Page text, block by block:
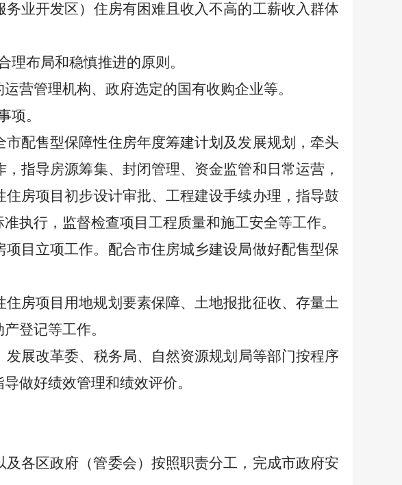
业开发区）住房有困难且收入不高的工薪收入群体
布局和稳慎推进的原则。
营管理机构、政府选定的国有收购企业等。
项。
配售型保障性住房年度筹建计划及发展规划，牵头
指导房源筹集、封闭管理、资金监管和日常运营，
房项目初步设计审批、工程建设手续办理，指导鼓
执行，监督检查项目工程质量和施工安全等工作。
目立项工作。配合市住房城乡建设局做好配售型保
房项目用地规划要素保障、土地报批征收、存量土
登记等工作。
发展改革委、税务局、自然资源规划 局等部门按程序
做好绩效管理和绩效评价。
各区政府（管委会）按照职责分工，完成市政府安